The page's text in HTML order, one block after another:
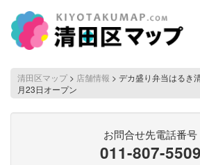
清田区マップ > 店舗情報 > デカ盛り弁当はるき
月23日オープン
お問合せ先電話番号
011-807-5509